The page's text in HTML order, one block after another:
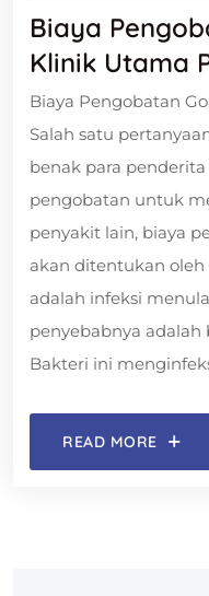
Biaya
Klinik Utama
Biaya Pengobatan
Salah satu
benak para
pengobatan untuk
penyakit lain, biaya
akan ditentukan oleh
adalah infeksi
penyebabnya adalah
Bakteri ini
READ MORE